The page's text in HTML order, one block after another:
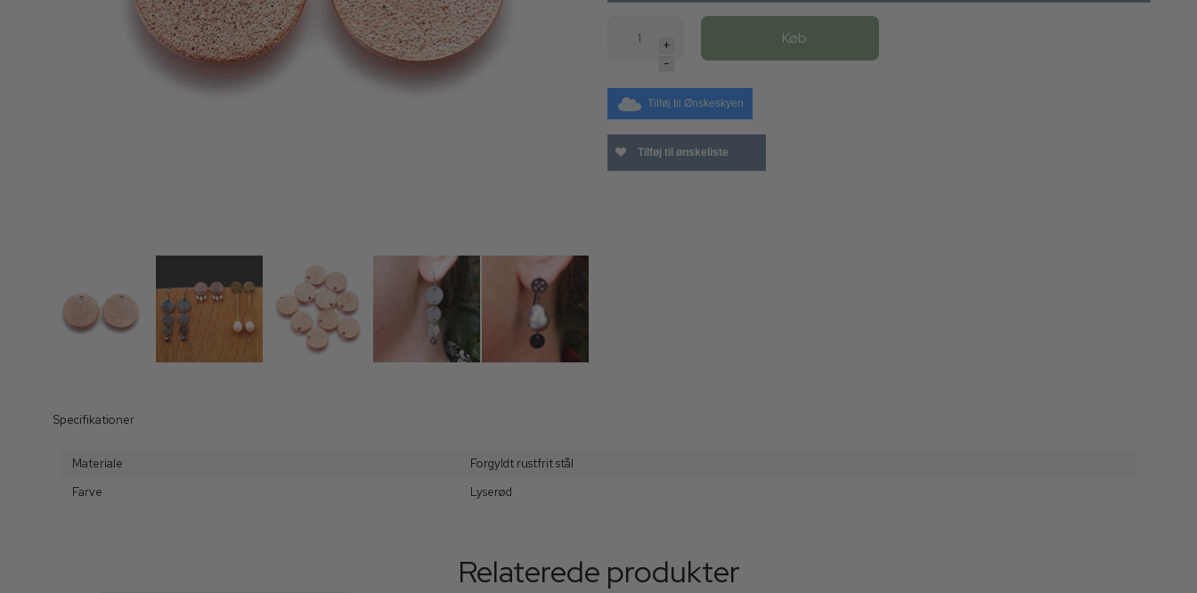
+
-
Køb
Tilføj til Ønskeskyen
Tilføj til ønskeliste
Specifikationer
Materiale
Forgyldt rustfrit stål
Farve
Lyserød
Relaterede produkter